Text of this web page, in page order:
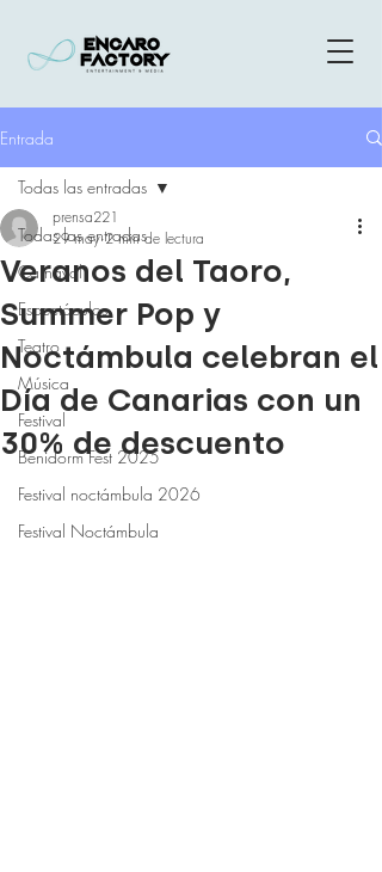
Entrada
Todas las entradas
Carnaval
Espectáculos
Teatro
Música
Festival
Benidorm Fest 2025
Festival noctámbula 2026
Festival Noctámbula
Todas las entradas
Veranos del Taoro,
Summer Pop y
Noctámbula celebran el
Día de Canarias con un
30% de descuento
prensa221
29 may 2 min de lectura